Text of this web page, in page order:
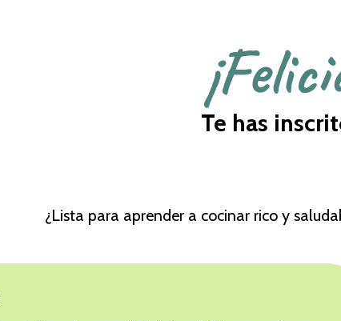
Te has
¿Lista para aprender a cocinar rico y